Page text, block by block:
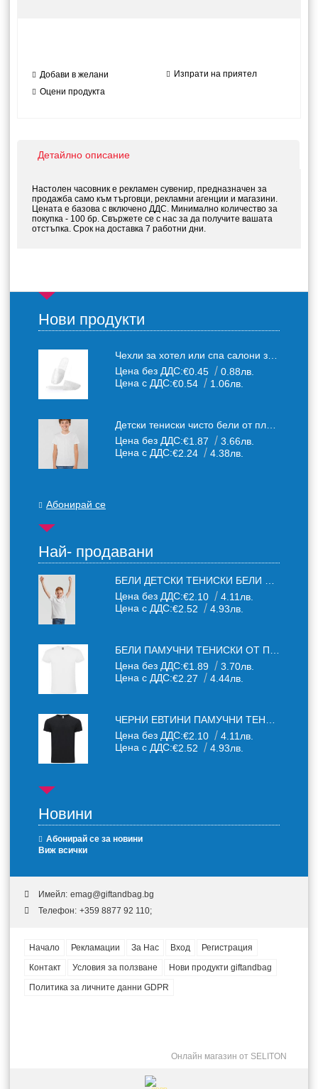
Добави в желани
Изпрати на приятел
Оцени продукта
Детайлно описание
Настолен часовник е рекламен сувенир, предназначен за
продажба само към търговци, рекламни агенции и магазини.
Цената е базова с включено ДДС. Минимално количество за
покупка - 100 бр. Свържете се с нас за да получите вашата
отстъпка. Срок на доставка 7 работни дни.
Нови продукти
Цена без ДДС:€0.45
0.88лв.
Цена с ДДС:€0.54 1.06лв.
Цена без ДДС:€1.87
3.66лв.
Цена с ДДС:€2.24 4.38лв.
Абонирай се
Най- продавани
Цена без ДДС:€2.10
4.11лв.
Цена с ДДС:€2.52 4.93лв.
Цена без ДДС:€1.89
3.70лв.
Цена с ДДС:€2.27 4.44лв.
Цена без ДДС:€2.10
4.11лв.
Цена с ДДС:€2.52 4.93лв.
Новини
Абонирай се за новини
Виж всички
Имейл: emag@giftandbag.bg
Телефон: +359 8877 92 110;
Начало Рекламации За Нас Вход
Регистрация
Контакт
Условия за ползване
Нови продукти giftandbag
Политика за личните данни GDPR
Онлайн магазин от SELITON